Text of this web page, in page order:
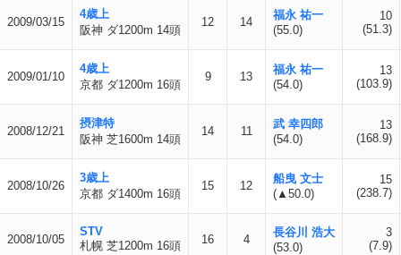
2009/03/15
4歳上
阪神 ダ1200m 14頭
12 14
福永 祐一
(55.0)
10
(51.3)
2009/01/10
4歳上
京都 ダ1200m 16頭
9 13
福永 祐一
(54.0)
13
(103.9)
2008/12/21
摂津特
阪神 芝1600m 14頭
14 11
武 幸四郎
(54.0)
13
(168.9)
2008/10/26
3歳上
京都 ダ1400m 16頭
15 12
船曳 文士
(▲50.0)
15
(238.7)
2008/10/05
STV
札幌 芝1200m 16頭
16 4
長谷川 浩大
(53.0)
3
(7.9)